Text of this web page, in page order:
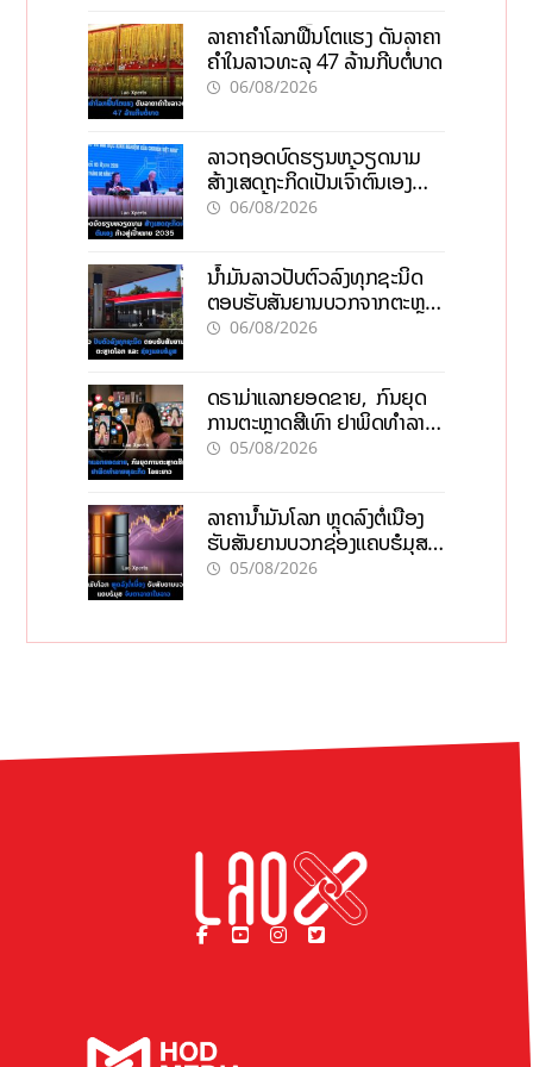
ລາຄາຄຳໂລກຟື້ນໂຕແຮງ ດັນລາຄາ
ຄຳໃນລາວທະລຸ 47 ລ້ານກີບຕໍ່ບາດ
06/08/2026
ລາວຖອດບົດຮຽນຫວຽດນາມ
ສ້າງເສດຖະກິດເປັນເຈົ້າຕົນເອງ
ກ້າວສູ່ເປົ້າໝາຍ 2035
06/08/2026
ນໍ້າມັນລາວປັບຕົວລົງທຸກຊະນິດ
ຕອບຮັບສັນຍານບວກຈາກຕະຫຼາດ
ໂລກ ແລະ ຊ່ອງແຄບຮໍມູສ
06/08/2026
ດຣາມ່າແລກຍອດຂາຍ, ກົນຍຸດ
ການຕະຫຼາດສີເທົາ ຢາພິດທຳລາຍ
ທຸລະກິດ ໄລຍະຍາວ
05/08/2026
ລາຄານ້ຳມັນໂລກ ຫຼຸດລົງຕໍ່ເນື່ອງ
ຮັບສັນຍານບວກຊ່ອງແຄບຮໍມຸສ
ຈັບຕາລາຄາໃນລາວ
05/08/2026